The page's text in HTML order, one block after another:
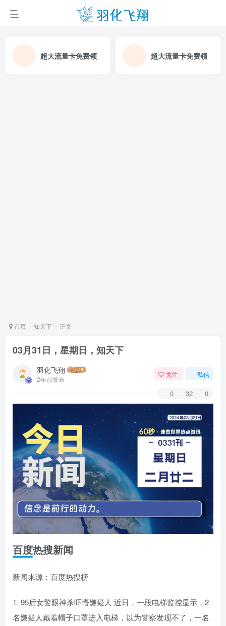
超大流量卡免费领 超大流量卡免费领
首页 知天下 正文
03月31日，星期日，知天下
羽化飞翔
2年前发布
关注 私信
0 32 0
百度热搜新闻
新闻来源：百度热搜榜
1. 95后女警眼神杀吓懵嫌疑人 近日，一段电梯监控显示，2
名嫌疑人戴着帽子口罩进入电梯，以为警察发现不了，一名